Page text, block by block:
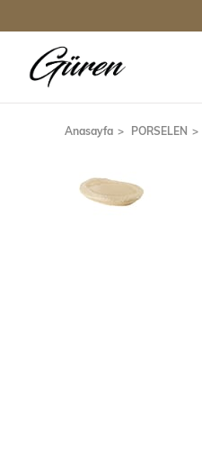
Anasayfa PORSELEN